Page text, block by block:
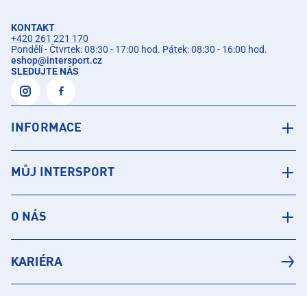
KONTAKT
+420 261 221 170
Pondělí - Čtvrtek: 08:30 - 17:00 hod. Pátek: 08:30 - 16:00 hod.
eshop@intersport.cz
SLEDUJTE NÁS
INFORMACE
MŮJ INTERSPORT
O NÁS
KARIÉRA